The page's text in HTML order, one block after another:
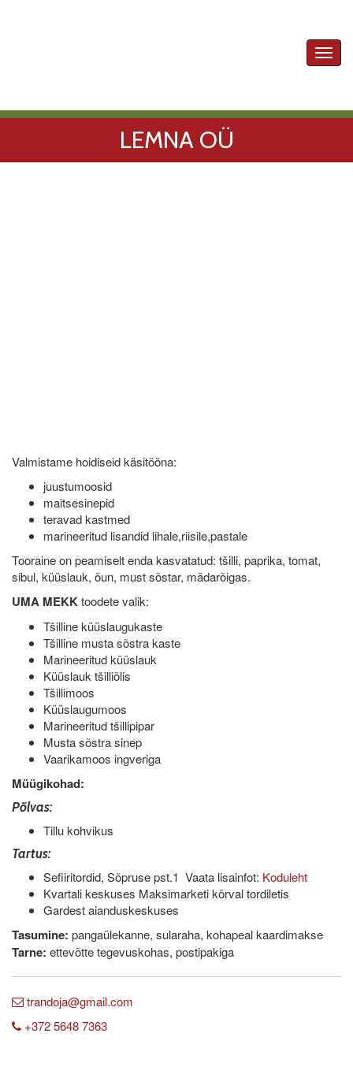
LEMNA OÜ
Valmistame hoidiseid käsitööna:
juustumoosid
maitsesinepid
teravad kastmed
marineeritud lisandid lihale,riisile,pastale
Tooraine on peamiselt enda kasvatatud: tšilli, paprika, tomat,
sibul, küüslauk, õun, must sõstar, mädarõigas.
UMA MEKKtoodete valik:
Tšilline küüslaugukaste
Tšilline musta sõstra kaste
Marineeritud küüslauk
Küüslauk tšilliõlis
Tšillimoos
Küüslaugumoos
Marineeritud tšillipipar
Musta sõstra sinep
Vaarikamoos ingveriga
Müügikohad:
Põlvas:
Tillu kohvikus
Tartus:
Sefiiritordid, Sõpruse pst.1 Vaata lisainfot: Koduleht
Kvartali keskuses Maksimarketi kõrval tordiletis
Gardest aianduskeskuses
Tasumine: pangaülekanne, sularaha, kohapeal kaardimakse
Tarne: ettevõtte tegevuskohas, postipakiga
trandoja@gmail.com
+372 5648 7363